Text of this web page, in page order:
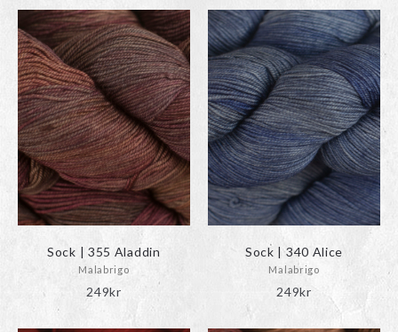
Sock | 355 Aladdin
Malabrigo
249kr
Sock | 340 Alice
Malabrigo
249kr